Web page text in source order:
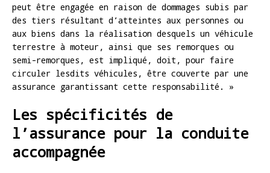
peut être engagée en raison de dommages subis par
des tiers résultant d’atteintes aux personnes ou
aux biens dans la réalisation desquels un véhicule
terrestre à moteur, ainsi que ses remorques ou
semi-remorques, est impliqué, doit, pour faire
circuler lesdits véhicules, être couverte par une
assurance garantissant cette responsabilité. »
Les spécificités de
l’assurance pour la conduite
accompagnée